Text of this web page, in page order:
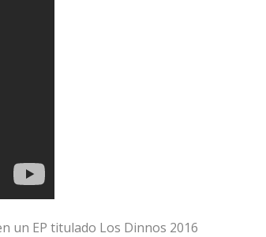
un EP titulado Los Dinnos 2016